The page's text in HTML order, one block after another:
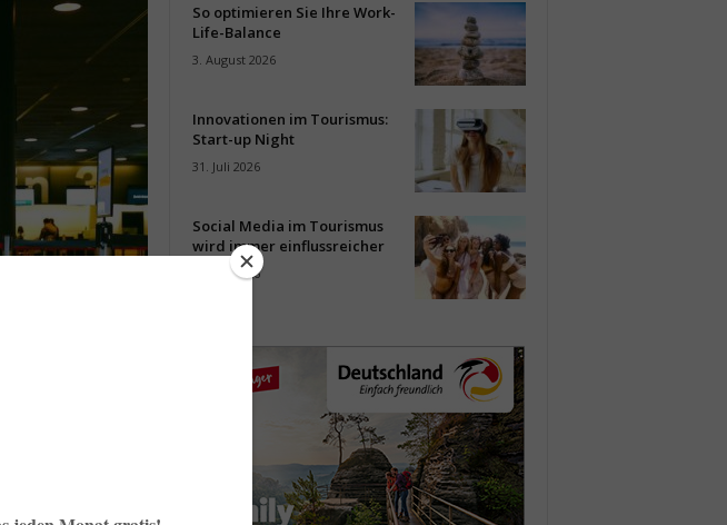
So optimieren Sie Ihre Work-
Life-Balance
3. August 2026
Innovationen im Tourismus:
Start-up Night
31. Juli 2026
Social Media im Tourismus
wird immer einflussreicher
30. Juli 2026